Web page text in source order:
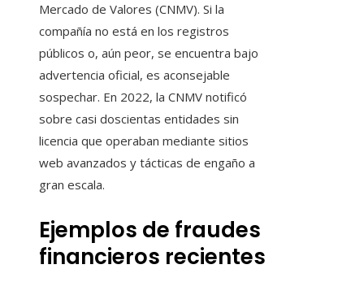
Mercado de Valores (CNMV). Si la
compañía no está en los registros
públicos o, aún peor, se encuentra bajo
advertencia oficial, es aconsejable
sospechar. En 2022, la CNMV notificó
sobre casi doscientas entidades sin
licencia que operaban mediante sitios
web avanzados y tácticas de engaño a
gran escala.
Ejemplos de fraudes
financieros recientes